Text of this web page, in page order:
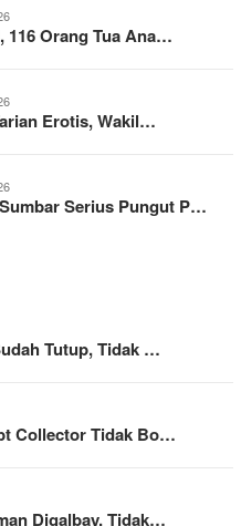
116 Orang Tua Ana…
Erotis, Wakil…
Serius Pungut P…
Tutup, Tidak …
Collector Tidak Bo…
Digalbay, Tidak…